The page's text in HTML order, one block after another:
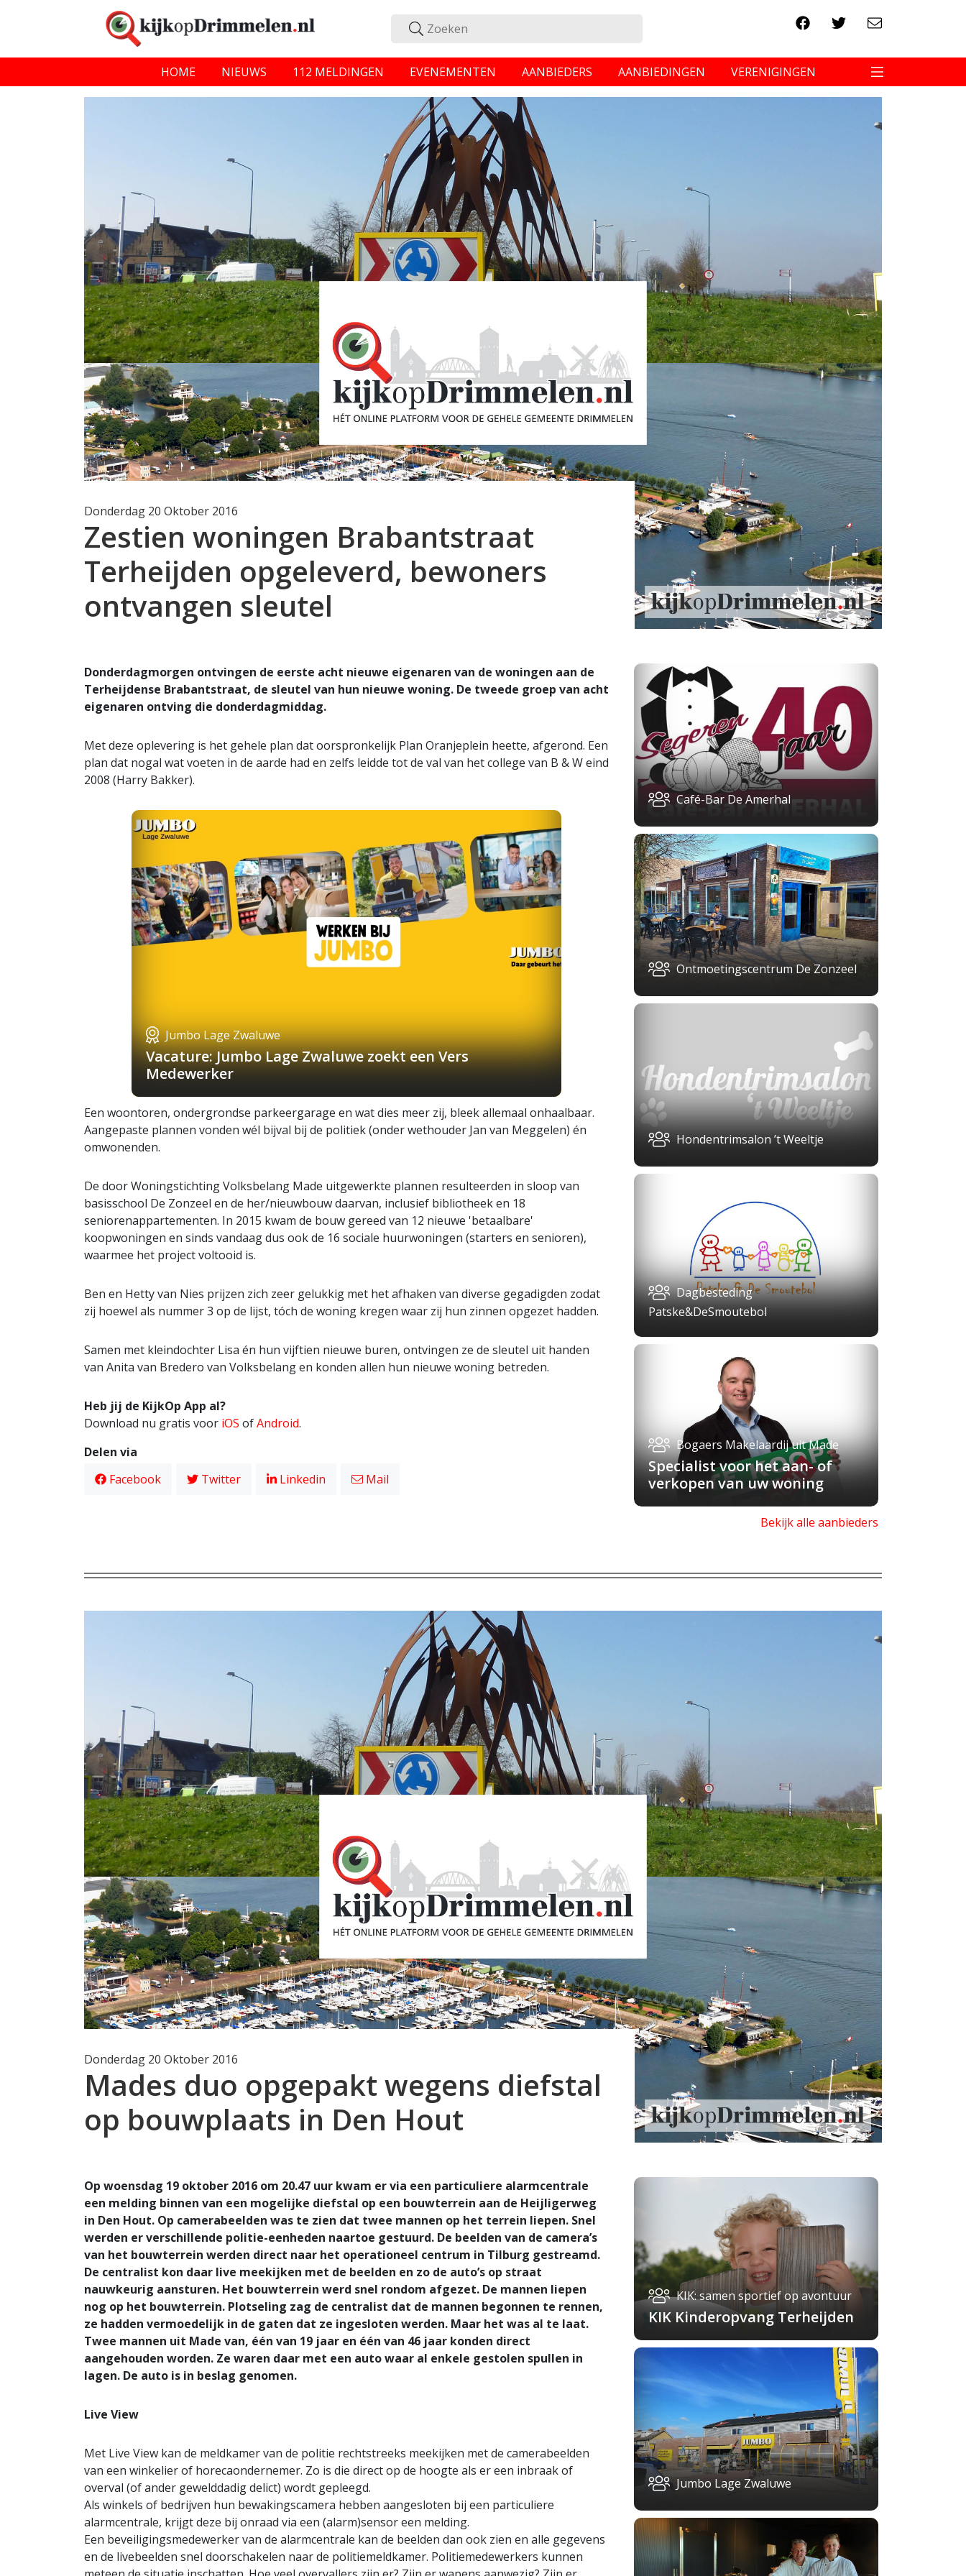
HOME NIEUWS 112 MELDINGEN EVENEMENTEN AANBIEDERS AANBIEDINGEN VERENIGINGEN
Donderdag 20 Oktober 2016
Zestien woningen Brabantstraat
Terheijden opgeleverd, bewoners
ontvangen sleutel
Donderdagmorgen ontvingen de eerste acht nieuwe eigenaren van de woningen aan de
Terheijdense Brabantstraat, de sleutel van hun nieuwe woning. De tweede groep van acht
eigenaren ontving die donderdagmiddag.
Met deze oplevering is het gehele plan dat oorspronkelijk Plan Oranjeplein heette, afgerond. Een
plan dat nogal wat voeten in de aarde had en zelfs leidde tot de val van het college van B & W eind
2008 (Harry Bakker).
Jumbo Lage Zwaluwe
Vacature: Jumbo Lage Zwaluwe zoekt een Vers
Medewerker
Een woontoren, ondergrondse parkeergarage en wat dies meer zij, bleek allemaal onhaalbaar.
Aangepaste plannen vonden wél bijval bij de politiek (onder wethouder Jan van Meggelen) én
omwonenden.
De door Woningstichting Volksbelang Made uitgewerkte plannen resulteerden in sloop van
basisschool De Zonzeel en de her/nieuwbouw daarvan, inclusief bibliotheek en 18
seniorenappartementen. In 2015 kwam de bouw gereed van 12 nieuwe 'betaalbare'
koopwoningen en sinds vandaag dus ook de 16 sociale huurwoningen (starters en senioren),
waarmee het project voltooid is.
Ben en Hetty van Nies prijzen zich zeer gelukkig met het afhaken van diverse gegadigden zodat
zij hoewel als nummer 3 op de lijst, tóch de woning kregen waar zij hun zinnen opgezet hadden.
Samen met kleindochter Lisa én hun vijftien nieuwe buren, ontvingen ze de sleutel uit handen
van Anita van Bredero van Volksbelang en konden allen hun nieuwe woning betreden.
Heb jij de KijkOp App al?
Download nu gratis voor iOS ofAndroid.
Delen via
Facebook
Twitter Linkedin Mail
Café-Bar De Amerhal
Ontmoetingscentrum De Zonzeel
Hondentrimsalon ’t Weeltje
Dagbesteding
Patske&DeSmoutebol
Bogaers Makelaardij uit Made
Specialist voor het aan- of
verkopen van uw woning
Bekijk alle aanbieders
Donderdag 20 Oktober 2016
Mades duo opgepakt wegens diefstal
op bouwplaats in Den Hout
Op woensdag 19 oktober 2016 om 20.47 uur kwam er via een particuliere alarmcentrale
een melding binnen van een mogelijke diefstal op een bouwterrein aan de Heijligerweg
in Den Hout. Op camerabeelden was te zien dat twee mannen op het terrein liepen. Snel
werden er verschillende politie-eenheden naartoe gestuurd. De beelden van de camera’s
van het bouwterrein werden direct naar het operationeel centrum in Tilburg gestreamd.
De centralist kon daar live meekijken met de beelden en zo de auto’s op straat
nauwkeurig aansturen. Het bouwterrein werd snel rondom afgezet. De mannen liepen
nog op het bouwterrein. Plotseling zag de centralist dat de mannen begonnen te rennen,
ze hadden vermoedelijk in de gaten dat ze ingesloten werden. Maar het was al te laat.
Twee mannen uit Made van, één van 19 jaar en één van 46 jaar konden direct
aangehouden worden. Ze waren daar met een auto waar al enkele gestolen spullen in
lagen. De auto is in beslag genomen.
Live View
Met Live View kan de meldkamer van de politie rechtstreeks meekijken met de camerabeelden
van een winkelier of horecaondernemer. Zo is die direct op de hoogte als er een inbraak of
overval (of ander gewelddadig delict) wordt gepleegd.
Als winkels of bedrijven hun bewakingscamera hebben aangesloten bij een particuliere
alarmcentrale, krijgt deze bij onraad via een (alarm)sensor een melding.
Een beveiligingsmedewerker van de alarmcentrale kan de beelden dan ook zien en alle gegevens
en de livebeelden snel doorschakelen naar de politiemeldkamer. Politiemedewerkers kunnen
KIK: samen sportief op avontuur
KIK Kinderopvang Terheijden
Jumbo Lage Zwaluwe